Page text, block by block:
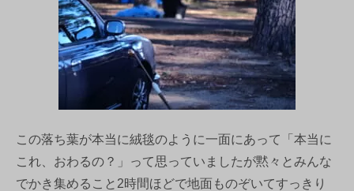
この落ち葉が本当に絨毯のように一面にあって「本当に
これ、おわるの？」って思っていましたが黙々とみんな
でかき集めること2時間ほどで地面ものぞいてすっきり